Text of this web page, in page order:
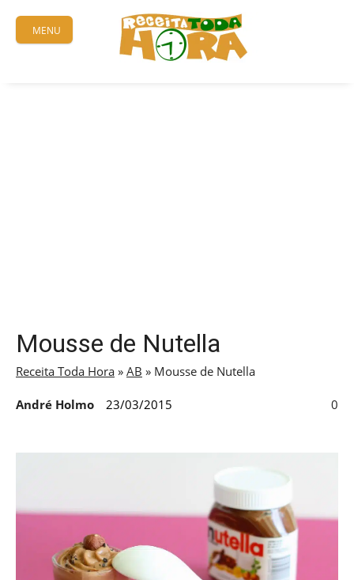
content
MENU
Mousse de Nutella
Receita Toda Hora » AB » Mousse de Nutella
André Holmo 23/03/2015 0